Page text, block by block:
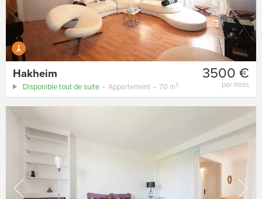
3500 €
par mois
Hakheim
Disponible tout de suite Appartement 70 m²